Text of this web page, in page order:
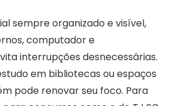
sempre organizado e visível,
computador e
interrupções desnecessárias.
em bibliotecas ou espaços
pode renovar seu foco. Para